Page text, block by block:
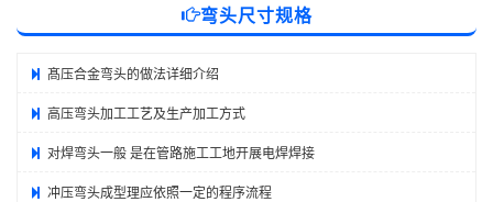
弯头尺寸规格
髙压合金弯头的做法详细介绍
高压弯头加工工艺及生产加工方式
对焊弯头一般 是在管路施工工地开展电焊焊接
冲压弯头成型理应依照一定的程序流程